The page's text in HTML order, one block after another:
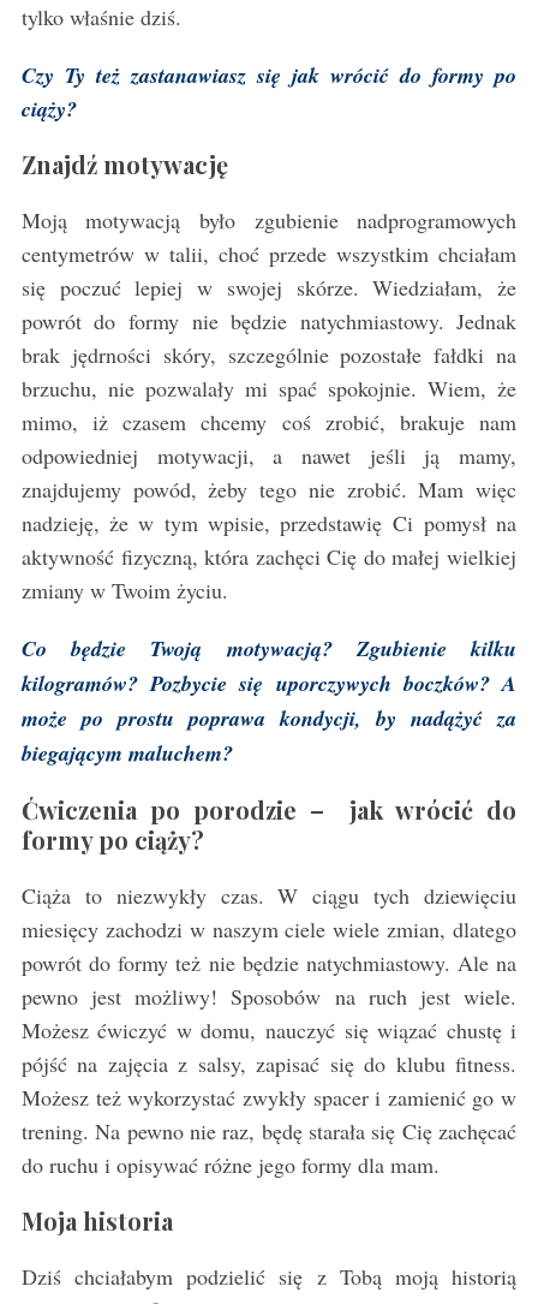
tylko właśnie dziś.
Czy Ty też zastanawiasz się jak wrócić do formy po
ciąży?
Znajdź motywację
Moją motywacją było zgubienie nadprogramowych
centymetrów w talii, choć przede wszystkim chciałam
się poczuć lepiej w swojej skórze. Wiedziałam, że
powrót do formy nie będzie natychmiastowy. Jednak
brak jędrności skóry, szczególnie pozostałe fałdki na
brzuchu, nie pozwalały mi spać spokojnie. Wiem, że
mimo, iż czasem chcemy coś zrobić, brakuje nam
odpowiedniej motywacji, a nawet jeśli ją mamy,
znajdujemy powód, żeby tego nie zrobić. Mam więc
nadzieję, że w tym wpisie, przedstawię Ci pomysł na
aktywność fizyczną, która zachęci Cię do małej wielkiej
zmiany w Twoim życiu.
Co będzie Twoją motywacją? Zgubienie kilku
kilogramów? Pozbycie się uporczywych boczków? A
może po prostu poprawa kondycji, by nadążyć za
biegającym maluchem?
Ćwiczenia po porodzie – jak wrócić do
formy po ciąży?
Ciąża to niezwykły czas. W ciągu tych dziewięciu
miesięcy zachodzi w naszym ciele wiele zmian, dlatego
powrót do formy też nie będzie natychmiastowy. Ale na
pewno jest możliwy! Sposobów na ruch jest wiele.
Możesz ćwiczyć w domu, nauczyć się wiązać chustę i
pójść na zajęcia z salsy, zapisać się do klubu fitness.
Możesz też wykorzystać zwykły spacer i zamienić go w
trening. Na pewno nie raz, będę starała się Cię zachęcać
do ruchu i opisywać różne jego formy dla mam.
Moja historia
Dziś chciałabym podzielić się z Tobą moją historią